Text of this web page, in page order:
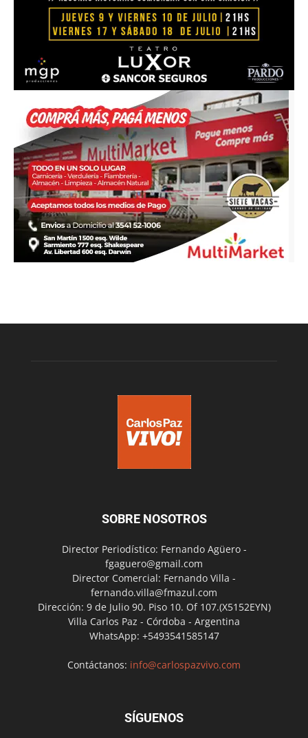
SOBRE NOSOTROS
Director Periodístico: Fernando Agüero -
fgaguero@gmail.com
Director Comercial: Fernando Villa -
fernando.villa@fmazul.com
Dirección: 9 de Julio 90. Piso 10. Of 107.(X5152EYN)
Villa Carlos Paz - Córdoba - Argentina
WhatsApp: +5493541585147
Contáctanos: info@carlospazvivo.com
SÍGUENOS